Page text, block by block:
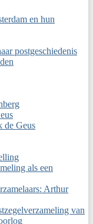
en hun
postgeschiedenis
de Geus
als een
Arthur
van